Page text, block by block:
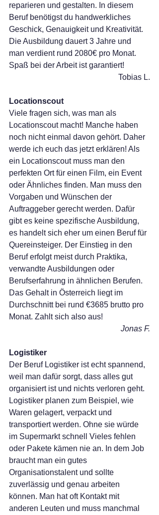
reparieren und gestalten. In diesem
Beruf benötigst du handwerkliches
Geschick, Genauigkeit und Kreativität.
Die Ausbildung dauert 3 Jahre und
man verdient rund 2080€ pro Monat.
Spaß bei der Arbeit ist garantiert!
Tobias L.
Locationscout
Viele fragen sich, was man als
Locationscout macht! Manche haben
noch nicht einmal davon gehört. Daher
werde ich euch das jetzt erklären! Als
ein Locationscout muss man den
perfekten Ort für einen Film, ein Event
oder Ähnliches finden. Man muss den
Vorgaben und Wünschen der
Auftraggeber gerecht werden. Dafür
gibt es keine spezifische Ausbildung,
es handelt sich eher um einen Beruf für
Quereinsteiger. Der Einstieg in den
Beruf erfolgt meist durch Praktika,
verwandte Ausbildungen oder
Berufserfahrung in ähnlichen Berufen.
Das Gehalt in Österreich liegt im
Durchschnitt bei rund €3685 brutto pro
Monat. Zahlt sich also aus!
Jonas F.
Logistiker
Der Beruf Logistiker ist echt spannend,
weil man dafür sorgt, dass alles gut
organisiert ist und nichts verloren geht.
Logistiker planen zum Beispiel, wie
Waren gelagert, verpackt und
transportiert werden. Ohne sie würde
im Supermarkt schnell Vieles fehlen
oder Pakete kämen nie an. In dem Job
braucht man ein gutes
Organisationstalent und sollte
zuverlässig und genau arbeiten
können. Man hat oft Kontakt mit
anderen Leuten und muss manchmal